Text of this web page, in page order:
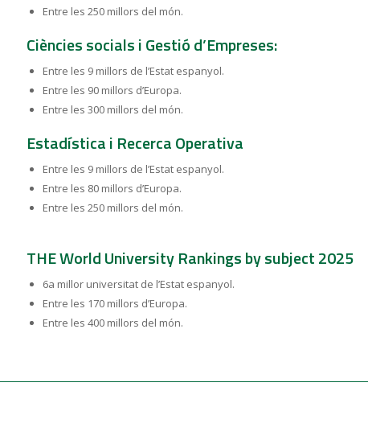
Entre les 250 millors del món.
Ciències socials i Gestió d’Empreses:
Entre les 9 millors de l’Estat espanyol.
Entre les 90 millors d’Europa.
Entre les 300 millors del món.
Estadística i Recerca Operativa
Entre les 9 millors de l’Estat espanyol.
Entre les 80 millors d’Europa.
Entre les 250 millors del món.
THE World University Rankings by subject 2025
6a millor universitat de l’Estat espanyol.
Entre les 170 millors d’Europa.
Entre les 400 millors del món.